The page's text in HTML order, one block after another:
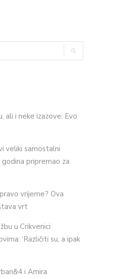
ali i neke izazove: Evo
veliki samostalni
pripremao za
vrijeme? Ova
vrt
u Crikvenici
‘Različiti su, a ipak
i Amira